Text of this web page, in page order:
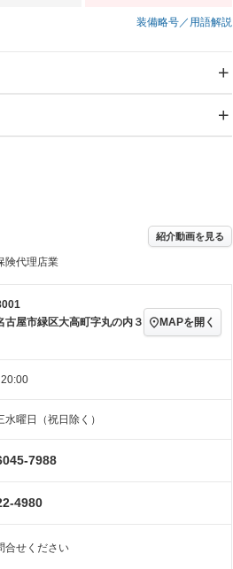
装備略号／用語解説
センターデフロック
装備略号／用語解説
キーレス
ルナビ
ー
－ ベンチシート
メラ －
紹介動画を見る
険代理店業
古屋市緑区大高町字丸の内３
MAPを開く
水曜日（祝日除く）
7988
4980
合せください